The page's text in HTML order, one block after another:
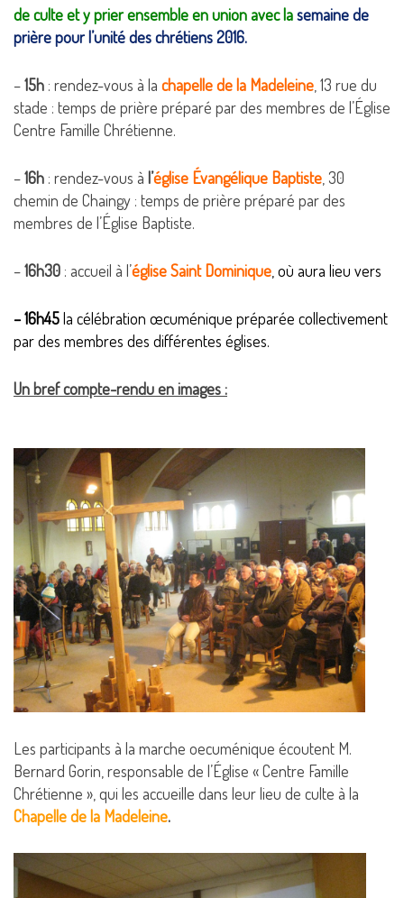
de culte et y prier ensemble en union avec lasemaine de
prière pour l’unité des chrétiens 2016.
–15h : rendez-vous à la chapelle de la Madeleine , 13 rue du
stade : temps de prière préparé par des membres de l’Église
Centre Famille Chrétienne.
–16h : rendez-vous à l’église Évangélique Baptiste , 30
chemin de Chaingy : temps de prière préparé par des
membres de l’Église Baptiste.
–16h30 : accueil à l’église Saint Dominique où aura lieu vers
– 16h45la célébration œcuménique préparée collectivement
par des membres des différentes églises.
Un bref compte-rendu en images :
Les participants à la marche oecuménique écoutent M.
Bernard Gorin, responsable de l’Église « Centre Famille
Chrétienne », qui les accueille dans leur lieu de culte à la
Chapelle de la Madeleine.